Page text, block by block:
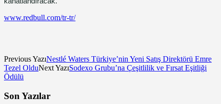
www.redbull.com/tr-tr/
Previous YazıNestlé Waters Türkiye’nin Yeni Satış Direktörü Emre
Tezel OlduNext YazıSodexo Grubu’na Çeşitlilik ve Fırsat Eşitliği
Ödülü
Son Yazılar